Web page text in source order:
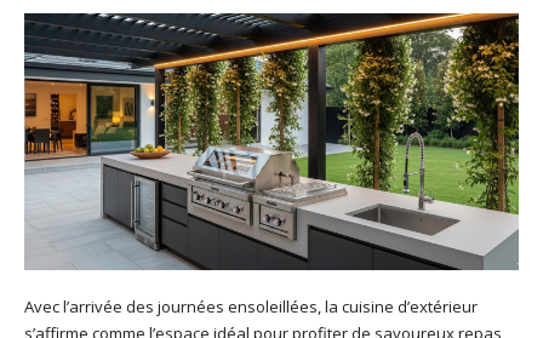
Avec l’arrivée des journées ensoleillées, la cuisine d’extérieur
s’affirme comme l’espace idéal pour profiter de savoureux repas